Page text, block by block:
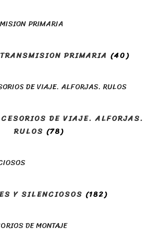
PRIMARIA (40)
DE VIAJE. ALFORJAS.
RULOS (78)
Y SILENCIOSOS (182)